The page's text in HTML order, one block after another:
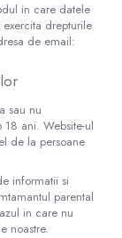
in care datele
drepturile
de email:
sau nu
ani. Website-ul
de la persoane
informatii si
parental
in care nu
noastre.